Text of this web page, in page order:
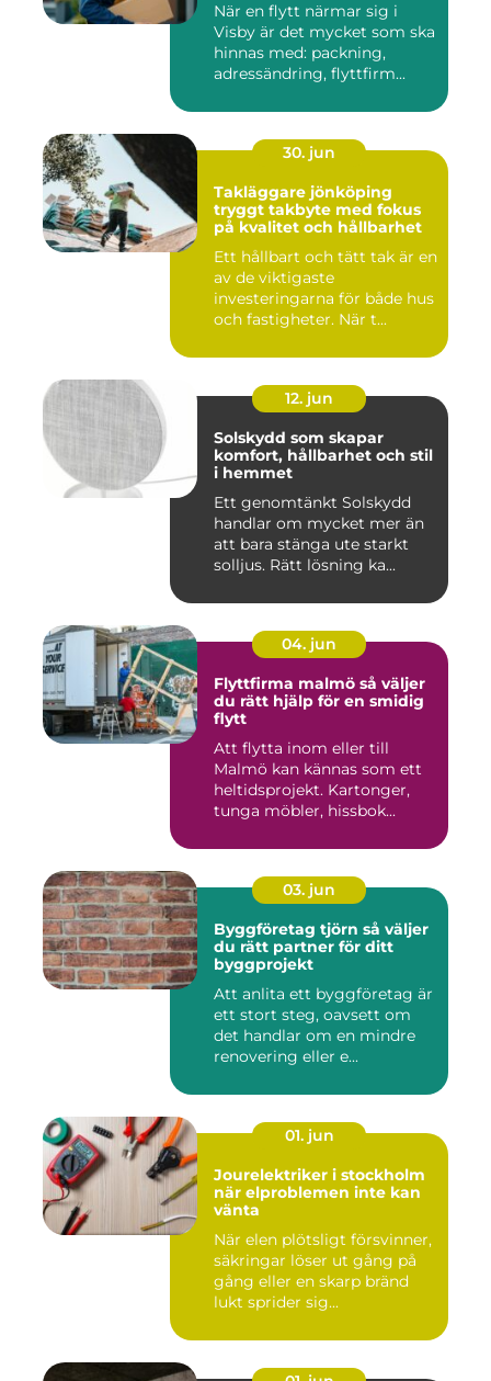
När en flytt närmar sig i
Visby är det mycket som ska
hinnas med: packning,
adressändring, flyttfirm...
30. jun
Takläggare jönköping
tryggt takbyte med fokus
på kvalitet och hållbarhet
Ett hållbart och tätt tak är en
av de viktigaste
investeringarna för både hus
och fastigheter. När t...
12. jun
Solskydd som skapar
komfort, hållbarhet och stil
i hemmet
Ett genomtänkt Solskydd
handlar om mycket mer än
att bara stänga ute starkt
solljus. Rätt lösning ka...
04. jun
Flyttfirma malmö så väljer
du rätt hjälp för en smidig
flytt
Att flytta inom eller till
Malmö kan kännas som ett
heltidsprojekt. Kartonger,
tunga möbler, hissbok...
03. jun
Byggföretag tjörn så väljer
du rätt partner för ditt
byggprojekt
Att anlita ett byggföretag är
ett stort steg, oavsett om
det handlar om en mindre
renovering eller e...
01. jun
Jourelektriker i stockholm
när elproblemen inte kan
vänta
När elen plötsligt försvinner,
säkringar löser ut gång på
gång eller en skarp bränd
lukt sprider sig...